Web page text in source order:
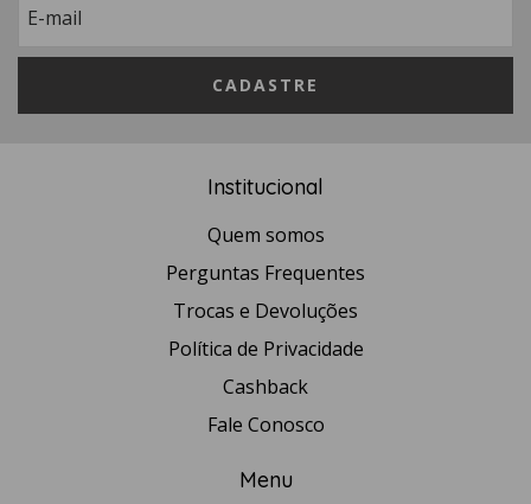
Institucional
Quem somos
Perguntas Frequentes
Trocas e Devoluções
Política de Privacidade
Cashback
Fale Conosco
Menu